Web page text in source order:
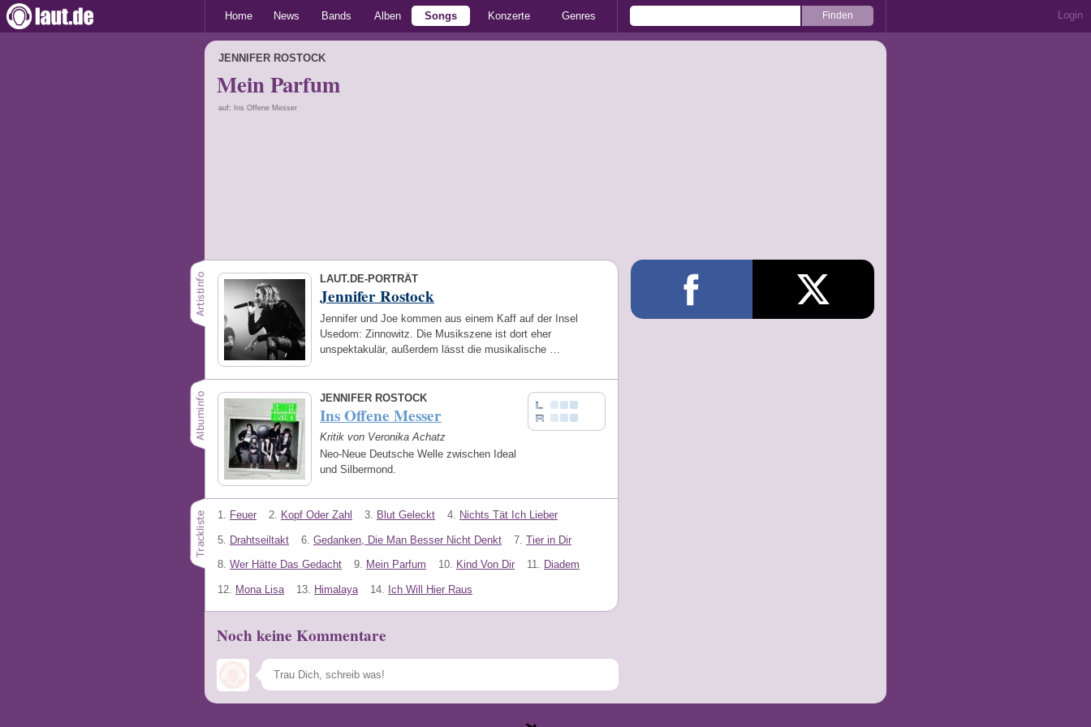
Home News Bands Alben Songs Konzerte Genres Login
JENNIFER ROSTOCK
Mein Parfum
auf: Ins Offene Messer
LAUT.DE-PORTRÄT
Jennifer Rostock
Jennifer und Joe kommen aus einem Kaff auf der Insel
Usedom: Zinnowitz. Die Musikszene ist dort eher
unspektakulär, außerdem lässt die musikalische …
JENNIFER ROSTOCK
Ins Offene Messer
Kritik von Veronika Achatz
Neo-Neue Deutsche Welle zwischen Ideal
und Silbermond.
1. Feuer 2. Kopf Oder Zahl 3. Blut Geleckt 4. Nichts Tät Ich Lieber
5. Drahtseiltakt 6. Gedanken, Die Man Besser Nicht Denkt 7. Tier in Dir
8. Wer Hätte Das Gedacht 9. Mein Parfum 10. Kind Von Dir 11. Diadem
12. Mona Lisa 13. Himalaya 14. Ich Will Hier Raus
Noch keine Kommentare
Speichern